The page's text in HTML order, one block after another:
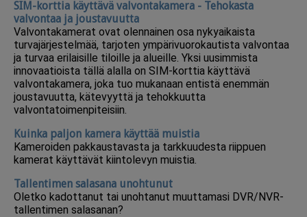
SIM-korttia käyttävä valvontakamera - Tehokasta
valvontaa ja joustavuutta
Valvontakamerat ovat olennainen osa nykyaikaista
turvajärjestelmää, tarjoten ympärivuorokautista valvontaa
ja turvaa erilaisille tiloille ja alueille. Yksi uusimmista
innovaatioista tällä alalla on SIM-korttia käyttävä
valvontakamera, joka tuo mukanaan entistä enemmän
joustavuutta, kätevyyttä ja tehokkuutta
valvontatoimenpiteisiin.
Kuinka paljon kamera käyttää muistia
Kameroiden pakkaustavasta ja tarkkuudesta riippuen
kamerat käyttävät kiintolevyn muistia.
Tallentimen salasana unohtunut
Oletko kadottanut tai unohtanut muuttamasi DVR/NVR-
tallentimen salasanan?